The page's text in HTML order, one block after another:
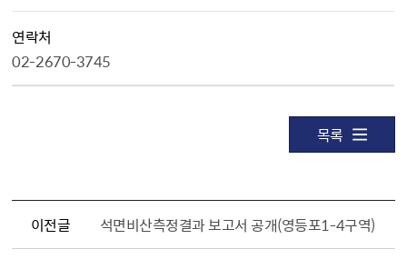
연락처
02-2670-3745
목록
이전글 석면비산측정결과 보고서 공개(영등포1-4구역)